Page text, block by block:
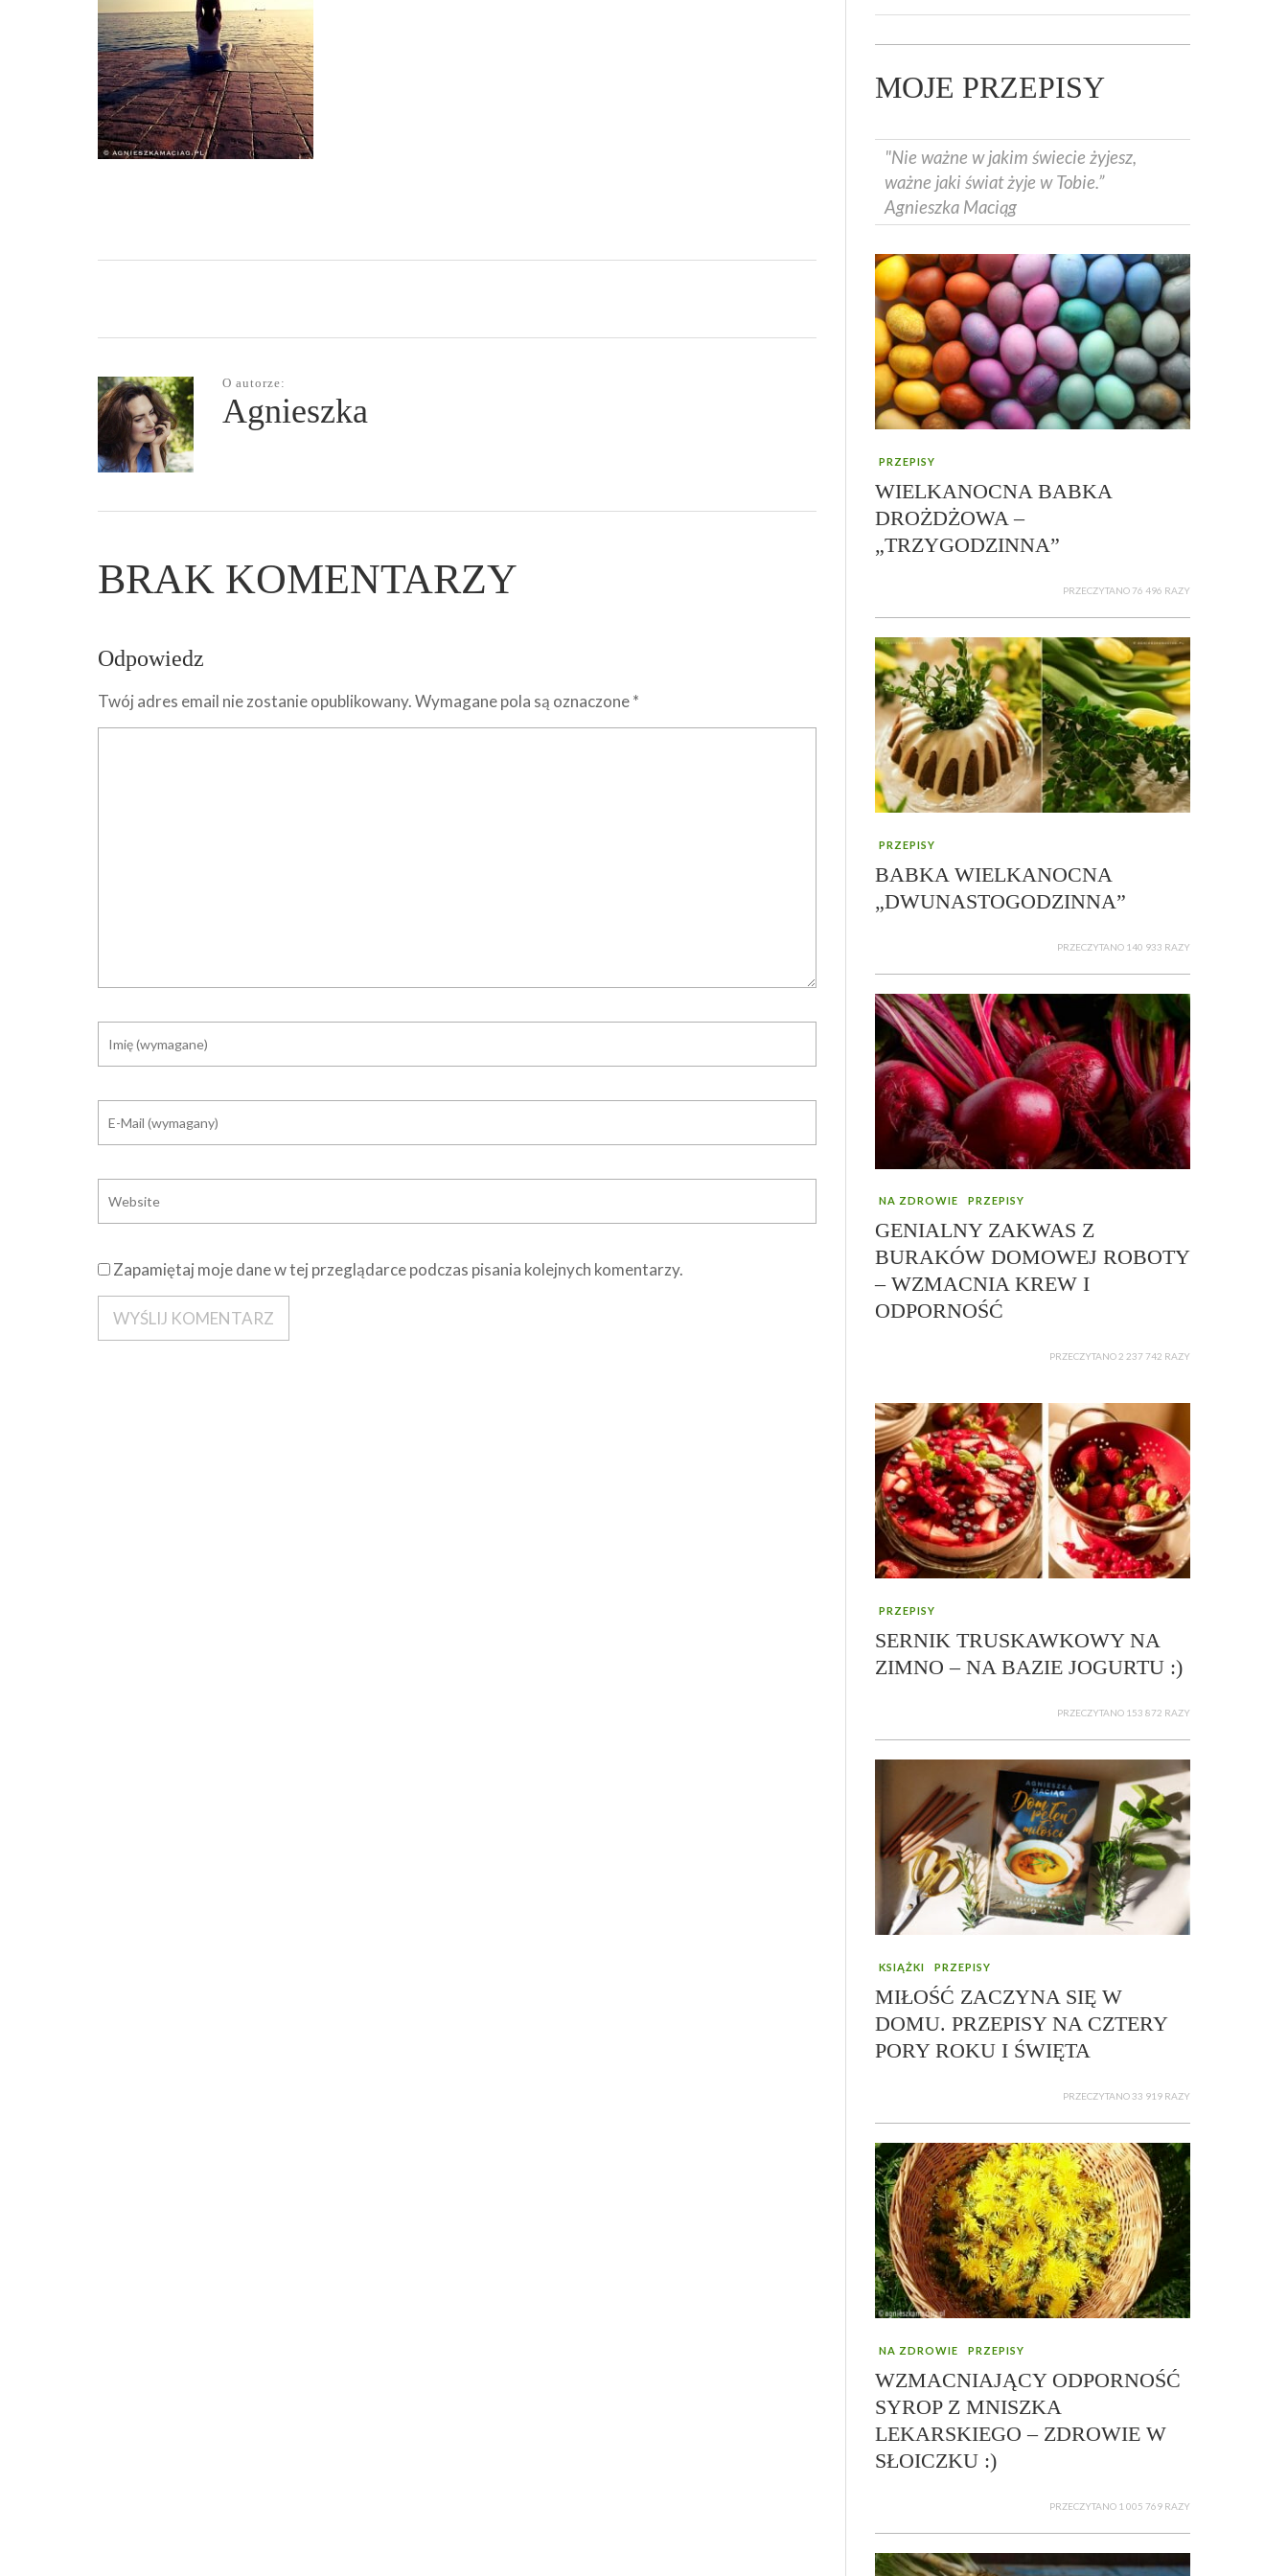
O autorze:
Agnieszka
BRAK KOMENTARZY
Odpowiedz
Twój adres email nie zostanie opublikowany.Wymagane pola są oznaczone*
Zapamiętaj moje dane w tej przeglądarce podczas pisania kolejnych komentarzy.
MOJE PRZEPISY
"Nie ważne w jakim świecie żyjesz,
ważne jaki świat żyje w Tobie.”
Agnieszka Maciąg
PRZEPISY
WIELKANOCNA BABKA
DROŻDŻOWA –
„TRZYGODZINNA”
PRZECZYTANO 76 496 RAZY
PRZEPISY
BABKA WIELKANOCNA
„DWUNASTOGODZINNA”
PRZECZYTANO 140 933 RAZY
NA ZDROWIE PRZEPISY
GENIALNY ZAKWAS Z
BURAKÓW DOMOWEJ ROBOTY
– WZMACNIA KREW I
ODPORNOŚĆ
PRZECZYTANO 2 237 742 RAZY
PRZEPISY
SERNIK TRUSKAWKOWY NA
ZIMNO – NA BAZIE JOGURTU :)
PRZECZYTANO 153 872 RAZY
KSIĄŻKI PRZEPISY
MIŁOŚĆ ZACZYNA SIĘ W
DOMU. PRZEPISY NA CZTERY
PORY ROKU I ŚWIĘTA
PRZECZYTANO 33 919 RAZY
NA ZDROWIE PRZEPISY
WZMACNIAJĄCY ODPORNOŚĆ
SYROP Z MNISZKA
LEKARSKIEGO – ZDROWIE W
SŁOICZKU :)
PRZECZYTANO 1 005 769 RAZY